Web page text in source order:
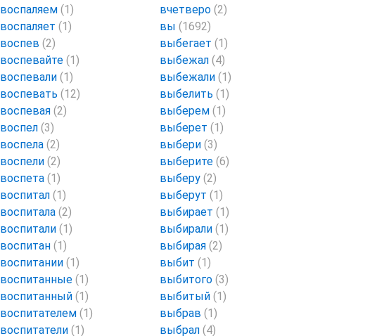
воспаляем (1)
воспаляет (1)
воспев (2)
воспевайте (1)
воспевали (1)
воспевать (12)
воспевая (2)
воспел (3)
воспела (2)
воспели (2)
воспета (1)
воспитал (1)
воспитала (2)
воспитали (1)
воспитан (1)
воспитании (1)
воспитанные (1)
воспитанный (1)
воспитателем (1)
воспитатели (1)
вчетверо (2)
вы (1692)
выбегает (1)
выбежал (4)
выбежали (1)
выбелить (1)
выберем (1)
выберет (1)
выбери (3)
выберите (6)
выберу (2)
выберут (1)
выбирает (1)
выбирали (1)
выбирая (2)
выбит (1)
выбитого (3)
выбитый (1)
выбрав (1)
выбрал (4)